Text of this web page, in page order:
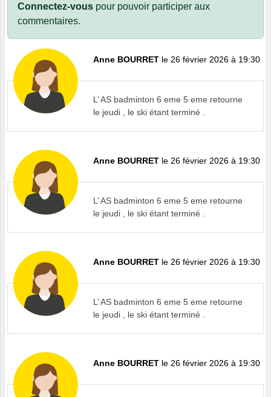
Connectez-vous pour pouvoir participer aux
commentaires.
Anne BOURRET le 26 février 2026 à 19:30
L’ AS badminton 6 eme 5 eme retourne
le jeudi , le ski étant terminé .
Anne BOURRET le 26 février 2026 à 19:30
L’ AS badminton 6 eme 5 eme retourne
le jeudi , le ski étant terminé .
Anne BOURRET le 26 février 2026 à 19:30
L’ AS badminton 6 eme 5 eme retourne
le jeudi , le ski étant terminé .
Anne BOURRET le 26 février 2026 à 19:30